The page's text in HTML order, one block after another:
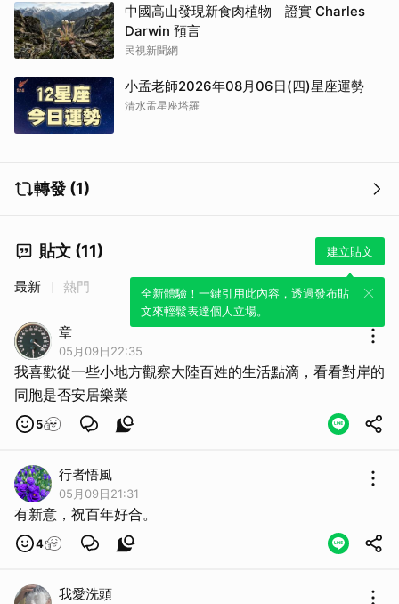
中國高山發現新食肉植物 證實 Charles
Darwin 預言
民視新聞網
小孟老師2026年08月06日(四)星座運勢
清水孟星座塔羅
轉發 (1)
貼文 (11) 建立貼文
全新體驗！一鍵引用此內容，透過發布貼
文來輕鬆表達個人立場。
最新 熱門
章
05月09日22:35
我喜歡從一些小地方觀察大陸百姓的生活點滴，看看對岸的
同胞是否安居樂業
5
行者悟風
05月09日21:31
有新意，祝百年好合。
4
我愛洗頭